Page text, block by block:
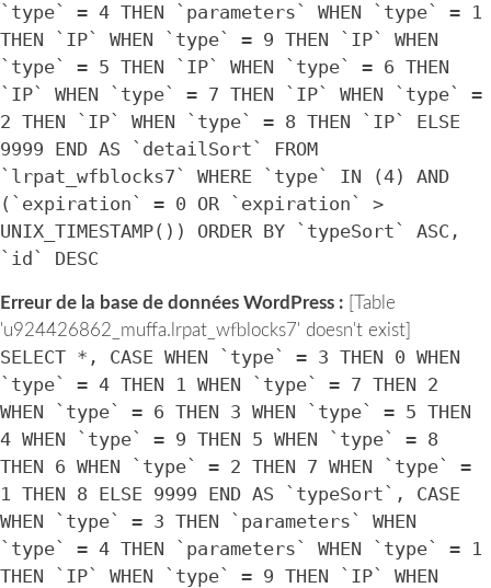
`type` = 4 THEN `parameters` WHEN `type` = 1
THEN `IP` WHEN `type` = 9 THEN `IP` WHEN
`type` = 5 THEN `IP` WHEN `type` = 6 THEN
`IP` WHEN `type` = 7 THEN `IP` WHEN `type` =
2 THEN `IP` WHEN `type` = 8 THEN `IP` ELSE
9999 END AS `detailSort` FROM
`lrpat_wfblocks7` WHERE `type` IN (4) AND
(`expiration` = 0 OR `expiration` >
UNIX_TIMESTAMP()) ORDER BY `typeSort` ASC,
`id` DESC
Erreur de la base de données WordPress : [Table
'u924426862_muffa.lrpat_wfblocks7' doesn't exist]
SELECT *, CASE WHEN `type` = 3 THEN 0 WHEN
`type` = 4 THEN 1 WHEN `type` = 7 THEN 2
WHEN `type` = 6 THEN 3 WHEN `type` = 5 THEN
4 WHEN `type` = 9 THEN 5 WHEN `type` = 8
THEN 6 WHEN `type` = 2 THEN 7 WHEN `type` =
1 THEN 8 ELSE 9999 END AS `typeSort`, CASE
WHEN `type` = 3 THEN `parameters` WHEN
`type` = 4 THEN `parameters` WHEN `type` = 1
THEN `IP` WHEN `type` = 9 THEN `IP` WHEN